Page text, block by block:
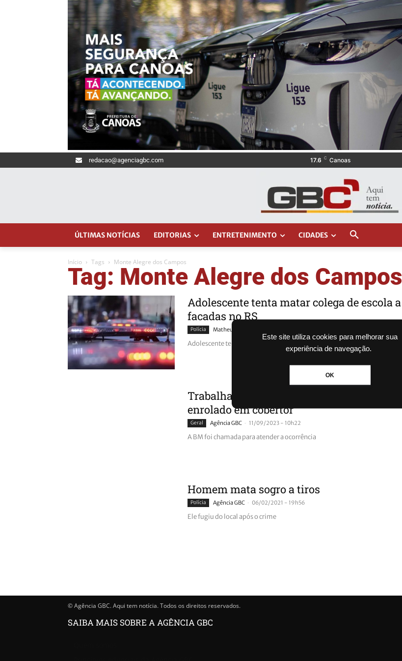
Este site utiliza cookies para melhorar sua
experiência de navegação.
OK
redacao@agenciagbc.com 17.6 C Canoas
ÚLTIMAS NOTÍCIAS EDITORIAS ENTRETENIMENTO CIDADES
Início Tags Monte Alegre dos Campos
Tag: Monte Alegre dos Campos
Adolescente tenta matar colega de escola a
facadas no RS
Polícia Matheus Ferreira
Adolescente tenta matar colega de escola a facadas no RS
Trabalhadores encontram corpo de homem
enrolado em cobertor
Geral Agência GBC - 11/09/2023 - 10h22
A BM foi chamada para atender a ocorrência
Homem mata sogro a tiros
Polícia Agência GBC - 06/02/2021 - 19h56
Ele fugiu do local após o crime
© Agência GBC. Aqui tem notícia. Todos os direitos reservados.
SAIBA MAIS SOBRE A AGÊNCIA GBC